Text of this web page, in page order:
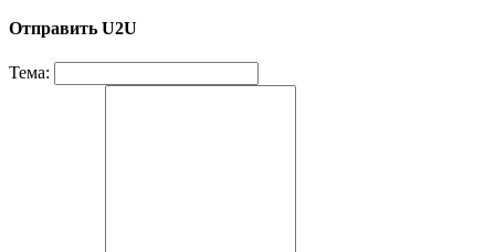
Отправить U2U
Тема: